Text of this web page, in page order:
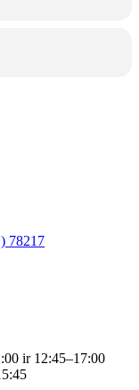
78217
ir 12:45–17:00